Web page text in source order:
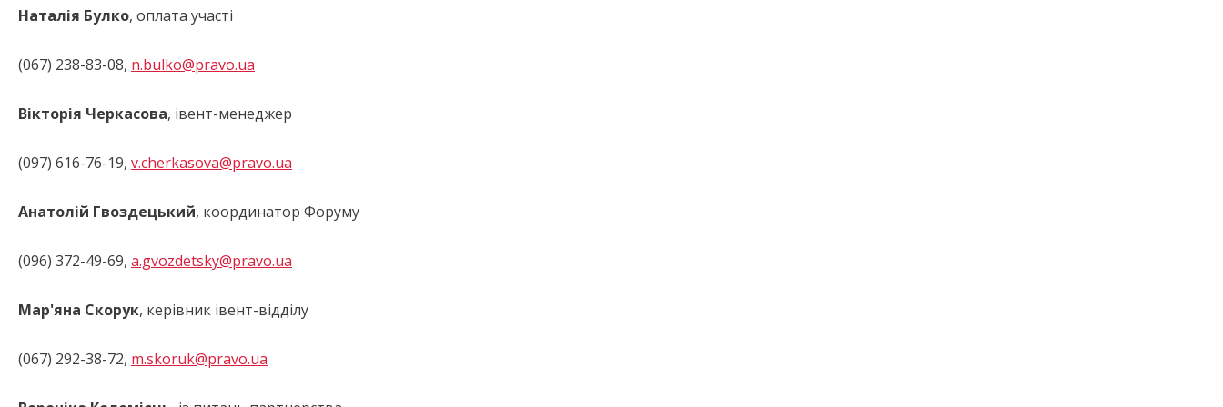
Наталія Булко, оплата участі
(067) 238-83-08, n.bulko@pravo.ua
Вікторія Черкасова, івент-менеджер
(097) 616-76-19, v.cherkasova@pravo.ua
Анатолій Гвоздецький, координатор Форуму
(096) 372-49-69, a.gvozdetsky@pravo.ua
Мар'яна Скорук, керівник івент-відділу
(067) 292-38-72, m.skoruk@pravo.ua